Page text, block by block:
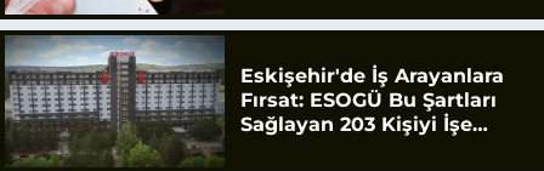
Eskişehir'de İş Arayanlara
Fırsat: ESOGÜ Bu Şartları
Sağlayan 203 Kişiyi İşe